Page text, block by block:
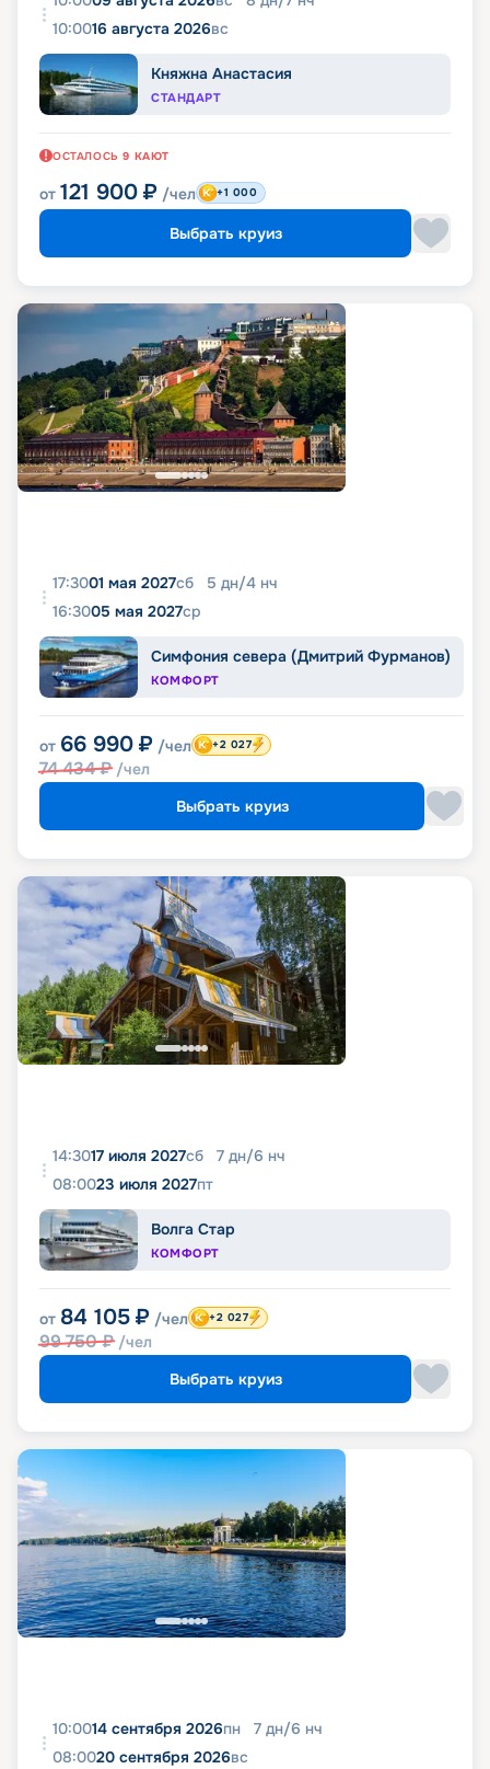
10:0016 августа 2026вс
Княжна Анастасия
СТАНДАРТ
ОСТАЛОСЬ 9 КАЮТ
от 121 900 ₽ /чел +1 000
Выбрать круиз
17:3001 мая 2027сб 5 дн/4 нч
16:3005 мая 2027ср
Симфония севера (Дмитрий Фурманов)
КОМФОРТ
от 66 990 ₽ /чел
74 434₽ /чел
+2 027
Выбрать круиз
14:3017 июля 2027сб 7 дн/6 нч
08:0023 июля 2027пт
Волга Стар
КОМФОРТ
от 84 105 ₽ /чел
99 750₽ /чел
+2 027
Выбрать круиз
10:0014 сентября 2026пн 7 дн/6 нч
08:0020 сентября 2026вс